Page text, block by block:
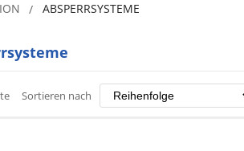
ABSPERRSYSTEME
Sortieren nach